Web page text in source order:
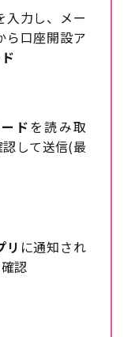
入力し、メー
ら口座開設ア
ドを読み取
して送信(最
リ に通知され
認